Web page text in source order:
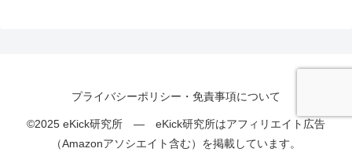
プライバシーポリシー・免責事項について
©2025 eKick研究所 — eKick研究所はアフィリエイト広告
（Amazonアソシエイト含む）を掲載しています。